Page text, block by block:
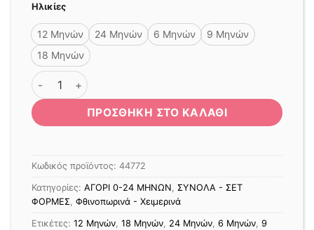
Ηλικίες
12 Μηνών 24 Μηνών 6 Μηνών
9 Μηνών
18 Μηνών
ΣΕΤ ΤΡΙΩΝ ΤΕΜΑΧΙΩΝ MAMA'S BOY ΤΥΠΟΣ ποσότητα
ΠΡΟΣΘΉΚΗ ΣΤΟ ΚΑΛΆΘΙ
Κωδικός προϊόντος: 44772
Κατηγορίες: ΑΓΟΡΙ 0-24 MΗΝΩΝ ΣΥΝΟΛΑ - ΣΕΤ
ΦΟΡΜΕΣ Φθινοπωρινά - Χειμερινά
Ετικέτες: 12 Μηνών 18 Μηνών 24 Μηνών 6 Μηνών 9